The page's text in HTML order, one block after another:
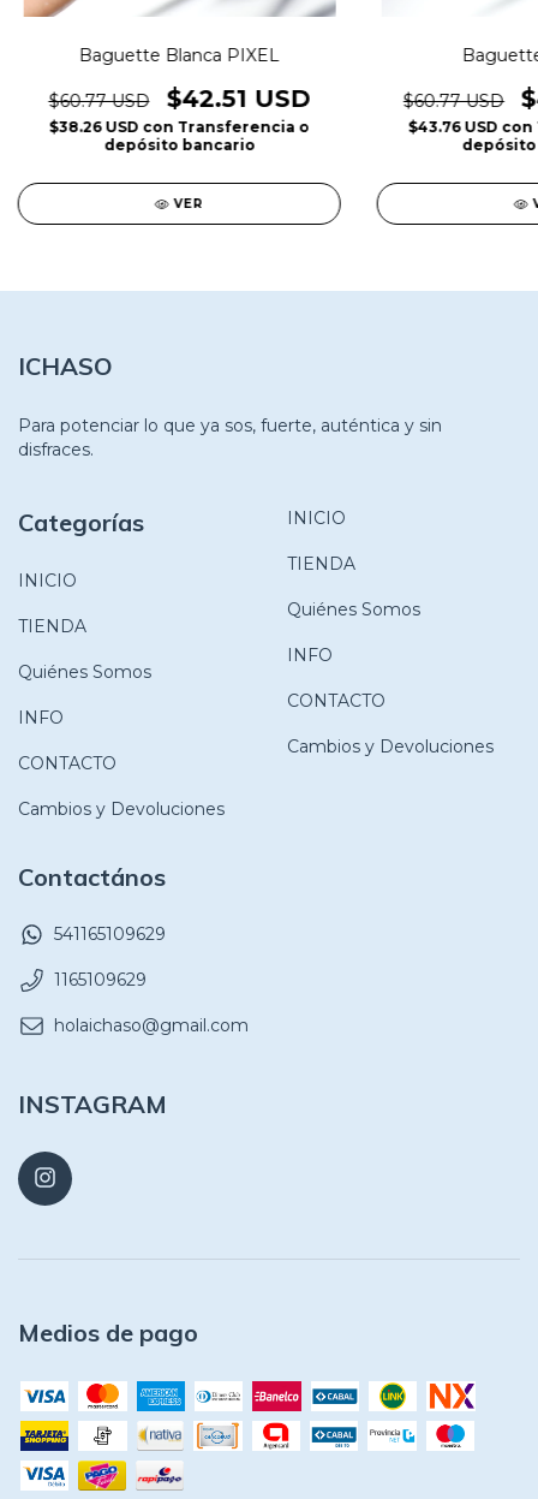
Baguette Blanca PIXEL
$60.77 USD $42.51 USD
$38.26 USD con Transferencia o
depósito bancario
VER
$60.77 USD
$43.76 USD con
ICHASO
Para potenciar lo que ya sos, fuerte, auténtica y sin
disfraces.
Categorías
INICIO
TIENDA
Quiénes Somos
INFO
CONTACTO
Cambios y Devoluciones
INICIO
TIENDA
Quiénes Somos
INFO
CONTACTO
Cambios y Devoluciones
Contactános
541165109629
1165109629
holaichaso@gmail.com
INSTAGRAM
Medios de pago